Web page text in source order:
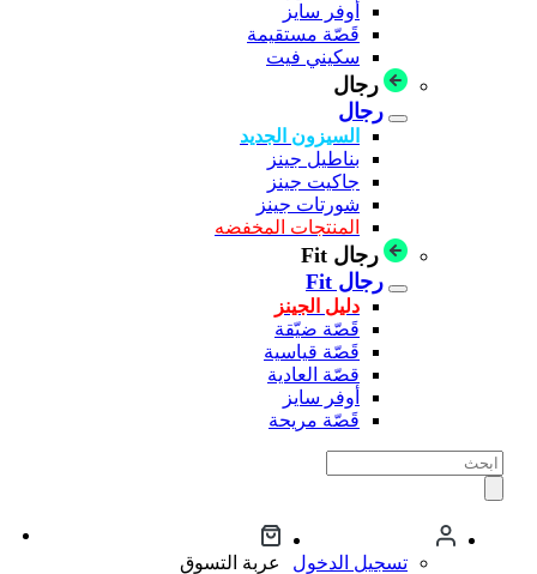
أوفر سايز
قَصّة مستقيمة
سكيني فيت
رجال
رجال
السيزون الجديد
بناطيل جينز
جاكيت جينز
شورتات جينز
المنتجات المخفضه
رجال Fit
رجال Fit
دليل الجينز
قَصّة ضيّقة
قَصّة قياسية
قصّة العادية
أوفر سايز
قَصّة مريحة
تسجيل الدخول
عربة التسوق